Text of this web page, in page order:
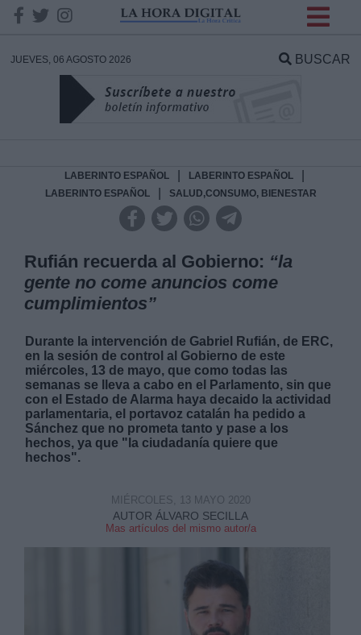
JUEVES, 06 AGOSTO 2026 BUSCAR
LABERINTO ESPAÑOL LABERINTO ESPAÑOL
LABERINTO ESPAÑOL SALUD,CONSUMO, BIENESTAR
Rufián recuerda al Gobierno: “la
gente no come anuncios come
cumplimientos”
Durante la intervención de Gabriel Rufián, de ERC,
en la sesión de control al Gobierno de este
miércoles, 13 de mayo, que como todas las
semanas se lleva a cabo en el Parlamento, sin que
con el Estado de Alarma haya decaido la actividad
parlamentaria, el portavoz catalán ha pedido a
Sánchez que no prometa tanto y pase a los
hechos, ya que "la ciudadanía quiere que
hechos".
AUTOR ÁLVARO SECILLA
Mas artículos del mismo autor/a
MIÉRCOLES, 13 MAYO 2020
DATOS
Responsable:
Legitimación:
link
Información adicional
link